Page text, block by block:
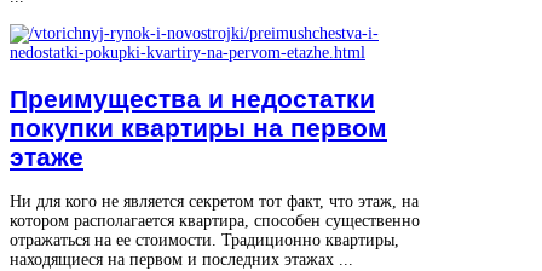
Преимущества и недостатки
покупки квартиры на первом
этаже
Ни для кого не является секретом тот факт, что этаж, на
котором располагается квартира, способен существенно
отражаться на ее стоимости. Традиционно квартиры,
находящиеся на первом и последних этажах ...